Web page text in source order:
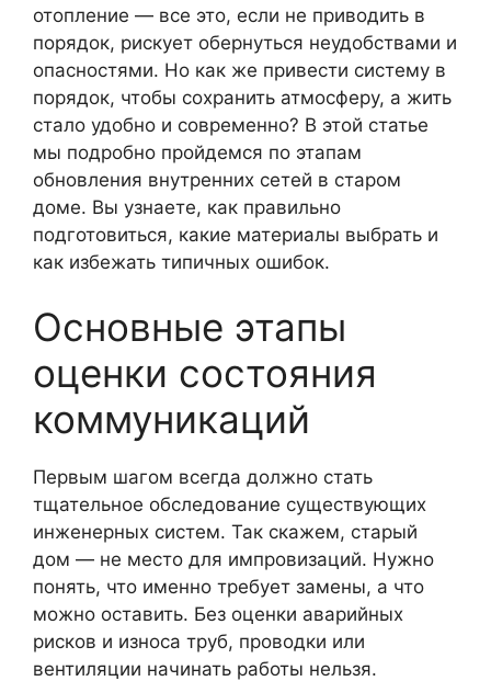
отопление — все это, если не приводить в
порядок, рискует обернуться неудобствами и
опасностями. Но как же привести систему в
порядок, чтобы сохранить атмосферу, а жить
стало удобно и современно? В этой статье
мы подробно пройдемся по этапам
обновления внутренних сетей в старом
доме. Вы узнаете, как правильно
подготовиться, какие материалы выбрать и
как избежать типичных ошибок.
Основные этапы
оценки состояния
коммуникаций
Первым шагом всегда должно стать
тщательное обследование существующих
инженерных систем. Так скажем, старый
дом — не место для импровизаций. Нужно
понять, что именно требует замены, а что
можно оставить. Без оценки аварийных
рисков и износа труб, проводки или
вентиляции начинать работы нельзя.